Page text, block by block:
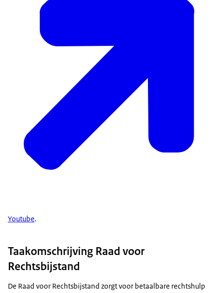
Youtube.
Taakomschrijving Raad voor
Rechtsbijstand
De Raad voor Rechtsbijstand zorgt voor betaalbare rechtshulp